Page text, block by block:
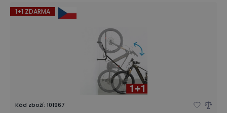
1+1 ZDARMA
Kód zboží: 101967